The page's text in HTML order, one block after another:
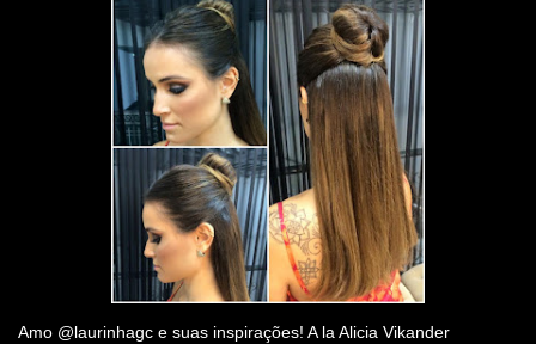
Amo @laurinhagc e suas inspirações! A la Alicia Vikander